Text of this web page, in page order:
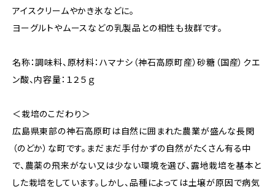
アイスクリームやかき氷などに。
ヨーグルトやムースなどの乳製品との相性も抜群です。
名称：調味料、原材料：ハマナシ（神石高原町産）砂糖（国産）クエ
ン酸、内容量：１２５ｇ
＜栽培のこだわり＞
広島県東部の神石高原町は自然に囲まれた農業が盛んな長閑
（のどか）な町です。まだまだ手付かずの自然がたくさん有る中
で、農薬の飛来がない又は少ない環境を選び、露地栽培を基本と
した栽培をしています。しかし、品種によっては土壌が原因で病気